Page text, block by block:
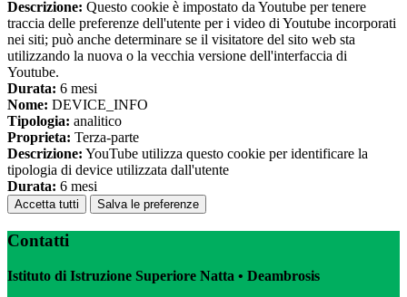
Descrizione: Questo cookie è impostato da Youtube per tenere
traccia delle preferenze dell'utente per i video di Youtube incorporati
nei siti; può anche determinare se il visitatore del sito web sta
utilizzando la nuova o la vecchia versione dell'interfaccia di
Youtube.
Durata: 6 mesi
Nome: DEVICE_INFO
Tipologia: analitico
Proprieta: Terza-parte
Descrizione: YouTube utilizza questo cookie per identificare la
tipologia di device utilizzata dall'utente
Durata: 6 mesi
Accetta tutti Salva le preferenze
Contatti
Istituto di Istruzione Superiore Natta • Deambrosis